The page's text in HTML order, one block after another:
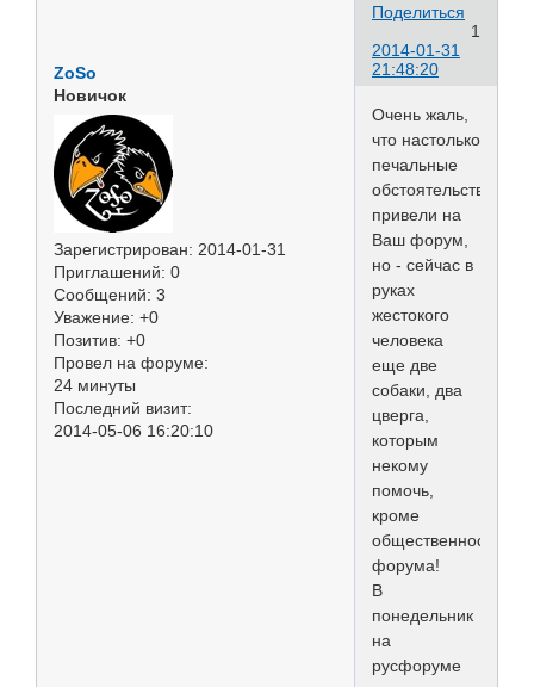
Поделиться
1
2014-01-31
21:48:20
ZoSo
Новичок
Зарегистрирован: 2014-01-31
Приглашений: 0
Сообщений: 3
Уважение: +0
Позитив: +0
Провел на форуме:
24 минуты
Последний визит:
2014-05-06 16:20:10
Очень жаль,
что настолько
печальные
обстоятельства
привели на
Ваш форум,
но - сейчас в
руках
жестокого
человека
еще две
собаки, два
цверга,
которым
некому
помочь,
кроме
общественности
форума!
В
понедельник
на
русфоруме